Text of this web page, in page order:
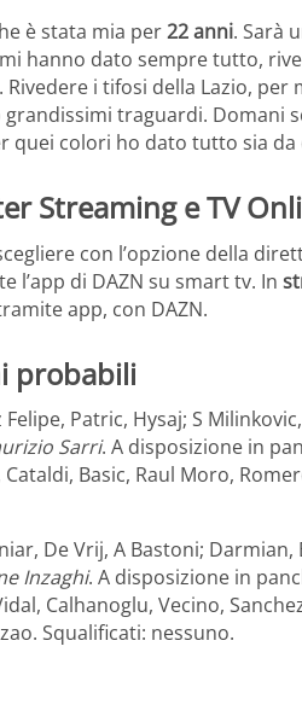
è stata mia per22 anni. Sarà
hanno dato sempre tutto,
Rivedere i tifosi della Lazio,
traguardi. Domani
quei colori ho dato tutto sia da
Streaming e TV
con l’opzione della
l’app di DAZN su smart tv. In
app, con DAZN.
probabili
Felipe, Patric, Hysaj; S
Sarri. A disposizione in
Basic, Raul Moro,
De Vrij, A Bastoni;
Inzaghi. A disposizione in
Calhanoglu, Vecino,
Squalificati: nessuno.